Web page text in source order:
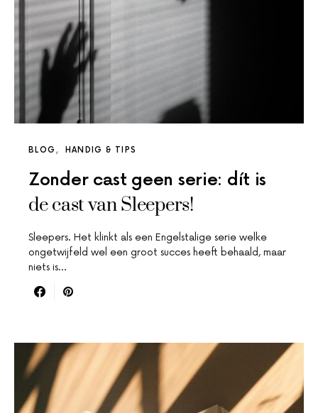
BLOG HANDIG & TIPS
Zonder cast geen serie: dít is
de cast van Sleepers!
Sleepers. Het klinkt als een Engelstalige serie welke
ongetwijfeld wel een groot succes heeft behaald, maar
niets is…